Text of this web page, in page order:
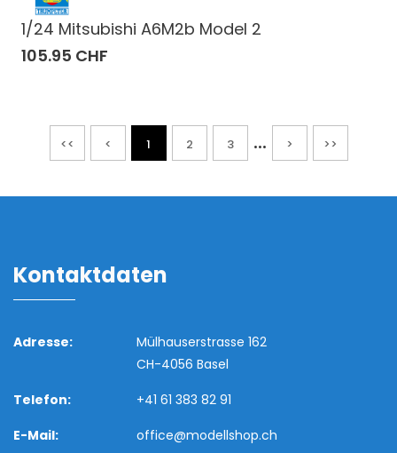
1/24 Mitsubishi A6M2b Model 2
105.95 CHF
<< < 1 2 3 ... > >>
Kontaktdaten
Adresse:
Mülhauserstrasse 162
CH-4056 Basel
Telefon:
+41 61 383 82 91
E-Mail:
office@modellshop.ch